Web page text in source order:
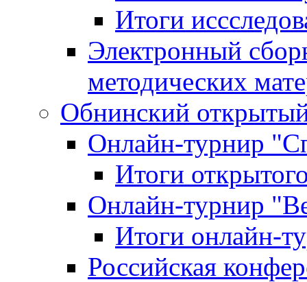
Итоги
Электронный
методических
Обнинский
Онлайн-турнир
Итоги
Онлайн-турнир
Итоги онлайн-
Российская